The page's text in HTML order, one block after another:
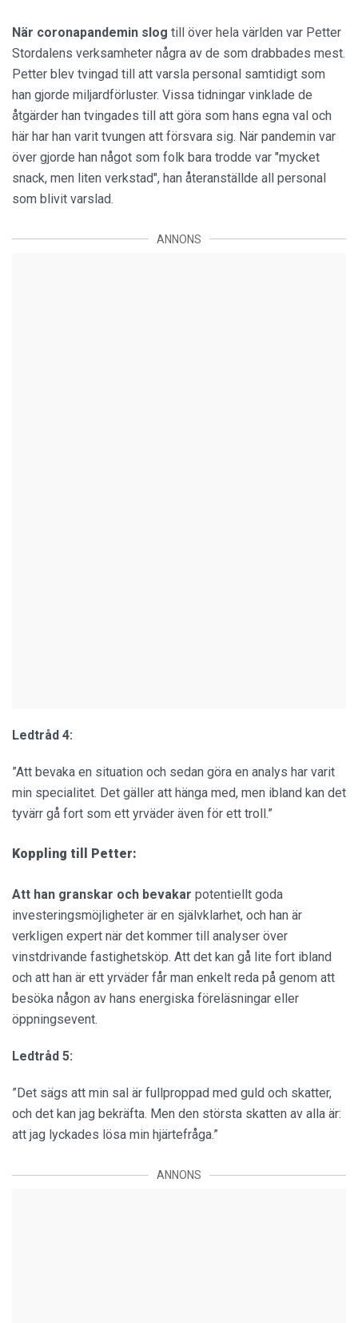
När coronapandemin slog till över hela världen var Petter
Stordalens verksamheter några av de som drabbades mest.
Petter blev tvingad till att varsla personal samtidigt som
han gjorde miljardförluster. Vissa tidningar vinklade de
åtgärder han tvingades till att göra som hans egna val och
här har han varit tvungen att försvara sig. När pandemin var
över gjorde han något som folk bara trodde var "mycket
snack, men liten verkstad", han återanställde all personal
som blivit varslad.
ANNONS
Ledtråd 4:
”Att bevaka en situation och sedan göra en analys har varit
min specialitet. Det gäller att hänga med, men ibland kan det
tyvärr gå fort som ett yrväder även för ett troll.”
Koppling till Petter:
Att han granskar och bevakar potentiellt goda
investeringsmöjligheter är en självklarhet, och han är
verkligen expert när det kommer till analyser över
vinstdrivande fastighetsköp. Att det kan gå lite fort ibland
och att han är ett yrväder får man enkelt reda på genom att
besöka någon av hans energiska föreläsningar eller
öppningsevent.
Ledtråd 5:
”Det sägs att min sal är fullproppad med guld och skatter,
och det kan jag bekräfta. Men den största skatten av alla är:
att jag lyckades lösa min hjärtefråga.”
ANNONS